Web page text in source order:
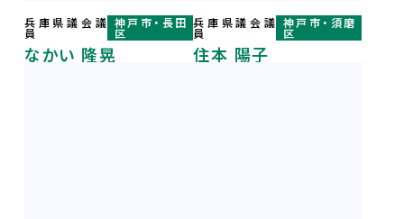
兵庫県議会議
員
神戸市・長田
区
なかい 隆晃
兵庫県議会議
員
神戸市・須磨
区
住本 陽子